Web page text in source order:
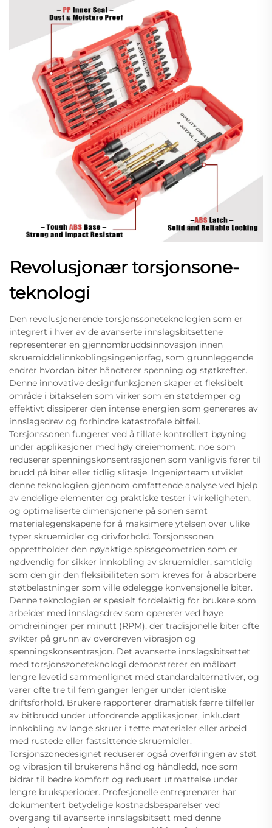
Revolusjonær torsjonsone-
teknologi
Den revolusjonerende torsjonssoneteknologien som er
integrert i hver av de avanserte innslagsbitsettene
representerer en gjennombruddsinnovasjon innen
skruemiddelinnkoblingsingeniørfag, som grunnleggende
endrer hvordan biter håndterer spenning og støtkrefter.
Denne innovative designfunksjonen skaper et fleksibelt
område i bitakselen som virker som en støtdemper og
effektivt dissiperer den intense energien som genereres av
innslagsdrev og forhindre katastrofale bitfeil.
Torsjonssonen fungerer ved å tillate kontrollert bøyning
under applikasjoner med høy dreiemoment, noe som
reduserer spenningskonsentrasjonen som vanligvis fører til
brudd på biter eller tidlig slitasje. Ingeniørteam utviklet
denne teknologien gjennom omfattende analyse ved hjelp
av endelige elementer og praktiske tester i virkeligheten,
og optimaliserte dimensjonene på sonen samt
materialegenskapene for å maksimere ytelsen over ulike
typer skruemidler og drivforhold. Torsjonssonen
opprettholder den nøyaktige spissgeometrien som er
nødvendig for sikker innkobling av skruemidler, samtidig
som den gir den fleksibiliteten som kreves for å absorbere
støtbelastninger som ville ødelegge konvensjonelle biter.
Denne teknologien er spesielt fordelaktig for brukere som
arbeider med innslagsdrev som opererer ved høye
omdreininger per minutt (RPM), der tradisjonelle biter ofte
svikter på grunn av overdreven vibrasjon og
spenningskonsentrasjon. Det avanserte innslagsbitsettet
med torsjonszoneteknologi demonstrerer en målbart
lengre levetid sammenlignet med standardalternativer, og
varer ofte tre til fem ganger lenger under identiske
driftsforhold. Brukere rapporterer dramatisk færre tilfeller
av bitbrudd under utfordrende applikasjoner, inkludert
innkobling av lange skruer i tette materialer eller arbeid
med rustede eller fastsittende skruemidler.
Torsjonszonedesignet reduserer også overføringen av støt
og vibrasjon til brukerens hånd og håndledd, noe som
bidrar til bedre komfort og redusert utmattelse under
lengre bruksperioder. Profesjonelle entreprenører har
dokumentert betydelige kostnadsbesparelser ved
overgang til avanserte innslagsbitsett med denne